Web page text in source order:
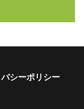
シーポリシー